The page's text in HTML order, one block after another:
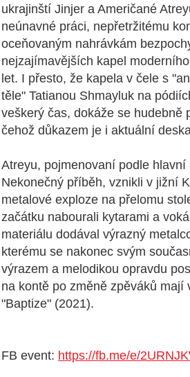
ukrajinští Jinjer a Američané
neúnavné práci, nepřetržitému
oceňovaným nahrávkám
nejzajímavějších kapel
let. I přesto, že kapela v čele s
těle" Tatianou Shmayluk na
veškerý čas, dokáže se hudebně
čehož důkazem je i aktuální
Atreyu, pojmenovaní podle hlavní
Nekonečný příběh, vznikli v jižní
metalové exploze na přelomu
začátku nabourali kytarami a
materiálu dodával výrazný
kterému se nakonec svým
výrazem a melodikou opravdu
na kontě po změně zpěváků mají
"Baptize" (2021).
FB event: https://fb.me/e/